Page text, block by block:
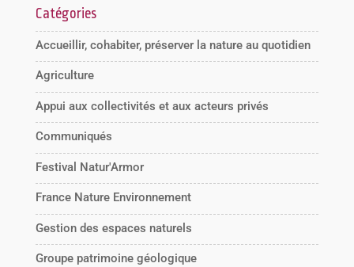
Catégories
Accueillir, cohabiter, préserver la nature au quotidien
Agriculture
Appui aux collectivités et aux acteurs privés
Communiqués
Festival Natur'Armor
France Nature Environnement
Gestion des espaces naturels
Groupe patrimoine géologique